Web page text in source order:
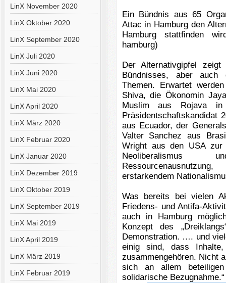
LinX November 2020
LinX Oktober 2020
LinX September 2020
LinX Juli 2020
LinX Juni 2020
LinX Mai 2020
LinX April 2020
LinX März 2020
LinX Februar 2020
LinX Januar 2020
LinX Dezember 2019
LinX Oktober 2019
LinX September 2019
LinX Mai 2019
LinX April 2019
LinX März 2019
LinX Februar 2019
Ein Bündnis aus 65
Attac in Hamburg den
Hamburg stattfinden
hamburg)
Der Alternativgipfel
Bündnisses, aber auch
Themen.
Erwartet
Shiva, die Ökonomin
Muslim aus Rojava in
Präsidentschaftskandidat
aus Ecuador, der
Valter Sanchez aus
Wright aus den USA zur
Neoliberalismus
erstarkendem
Was bereits bei vielen
Friedens- und Antifa-
auch in Hamburg
Konzept des
Demonstration. …. und
einig sind, dass Inhalte,
zusammengehören. Nicht
sich an allem
solidarische